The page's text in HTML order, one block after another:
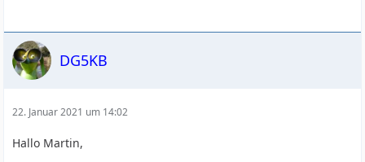
DG5KB
22. Januar 2021 um 14:02
Hallo Martin,